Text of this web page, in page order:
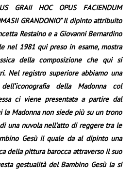
GRAII HOC OPUS FACIENDUM
GRANDONIO” Il dipinto attribuito
Restaino e a Giovanni Bernardino
nel 1981 qui preso in esame, mostra
della composizione che qui si
Nel registro superiore abbiamo una
della Madonna col
ci viene presentata a partire dal
la Madonna non siede più su un trono
una nuvola nell’atto di reggere tra le
Gesù il quale da al dipinto una
della pittura barocca attraverso il suo
gestualità del Bambino Gesù la si